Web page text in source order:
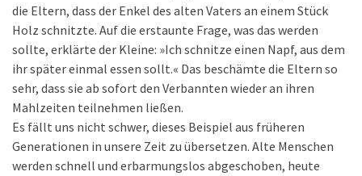
die Eltern, dass der Enkel des alten Vaters an einem Stück
Holz schnitzte. Auf die erstaunte Frage, was das werden
sollte, erklärte der Kleine: »Ich schnitze einen Napf, aus dem
ihr später einmal essen sollt.« Das beschämte die Eltern so
sehr, dass sie ab sofort den Verbannten wieder an ihren
Mahlzeiten teilnehmen ließen.
Es fällt uns nicht schwer, dieses Beispiel aus früheren
Generationen in unsere Zeit zu übersetzen. Alte Menschen
werden schnell und erbarmungslos abgeschoben, heute